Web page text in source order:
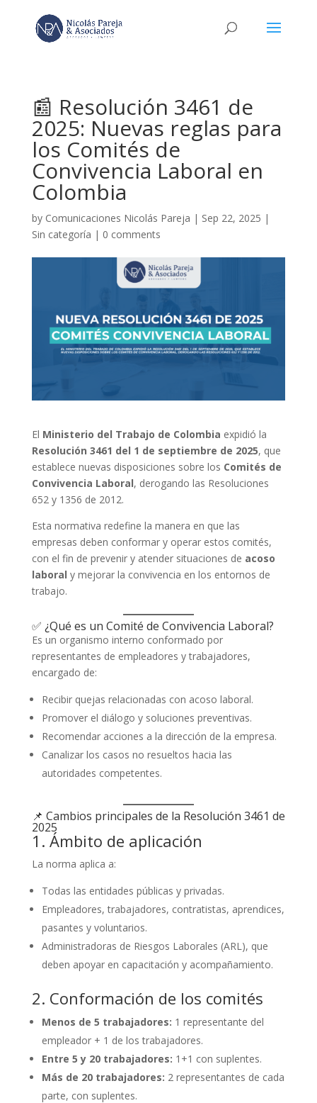
📰 Resolución 3461 de
2025: Nuevas reglas para
los Comités de
Convivencia Laboral en
Colombia
by Comunicaciones Nicolás Pareja | Sep 22, 2025 |
Sin categoría | 0 comments
El Ministerio del Trabajo de Colombia expidió la
Resolución 3461 del 1 de septiembre de 2025, que
establece nuevas disposiciones sobre los Comités de
Convivencia Laboral, derogando las Resoluciones
652 y 1356 de 2012.
Esta normativa redefine la manera en que las
empresas deben conformar y operar estos comités,
con el fin de prevenir y atender situaciones de acoso
laboral y mejorar la convivencia en los entornos de
trabajo.
✅ ¿Qué es un Comité de Convivencia Laboral?
Es un organismo interno conformado por
representantes de empleadores y trabajadores,
encargado de:
Recibir quejas relacionadas con acoso laboral.
Promover el diálogo y soluciones preventivas.
Recomendar acciones a la dirección de la empresa.
Canalizar los casos no resueltos hacia las
autoridades competentes.
📌 Cambios principales de la Resolución 3461 de
2025
1. Ámbito de aplicación
La norma aplica a:
Todas las entidades públicas y privadas.
Empleadores, trabajadores, contratistas, aprendices,
pasantes y voluntarios.
Administradoras de Riesgos Laborales (ARL), que
deben apoyar en capacitación y acompañamiento.
2. Conformación de los comités
Menos de 5 trabajadores: 1 representante del
empleador + 1 de los trabajadores.
Entre 5 y 20 trabajadores: 1+1 con suplentes.
Más de 20 trabajadores: 2 representantes de cada
parte, con suplentes.